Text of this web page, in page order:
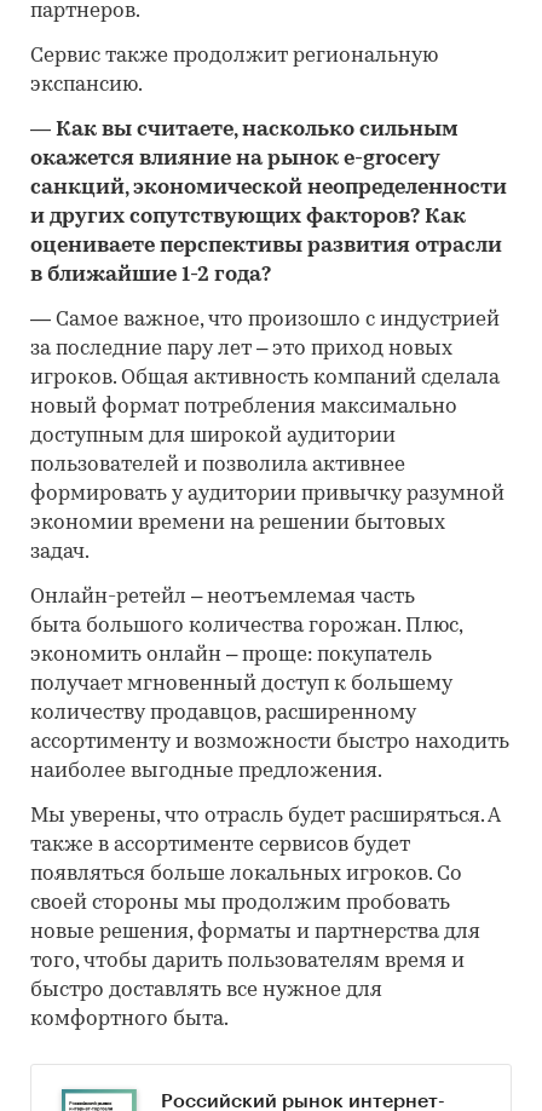
партнеров.
Сервис также продолжит региональную
экспансию.
― Как вы считаете, насколько сильным
окажется влияние на рынок e-grocery
санкций, экономической неопределенности
и других сопутствующих факторов? Как
оцениваете перспективы развития отрасли
в ближайшие 1-2 года?
― Самое важное, что произошло с индустрией
за последние пару лет – это приход новых
игроков. Общая активность компаний сделала
новый формат потребления максимально
доступным для широкой аудитории
пользователей и позволила активнее
формировать у аудитории привычку разумной
экономии времени на решении бытовых
задач.
Онлайн-ретейл – неотъемлемая часть
быта большого количества горожан. Плюс,
экономить онлайн – проще: покупатель
получает мгновенный доступ к большему
количеству продавцов, расширенному
ассортименту и возможности быстро находить
наиболее выгодные предложения.
Мы уверены, что отрасль будет расширяться. А
также в ассортименте сервисов будет
появляться больше локальных игроков. Со
своей стороны мы продолжим пробовать
новые решения, форматы и партнерства для
того, чтобы дарить пользователям время и
быстро доставлять все нужное для
комфортного быта.
Российский рынок интернет-